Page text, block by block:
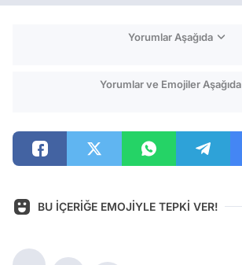
Yorumlar Aşağıda
Yorumlar ve Emojiler Aşağıda
BU İÇERİĞE EMOJİYLE TEPKİ VER!